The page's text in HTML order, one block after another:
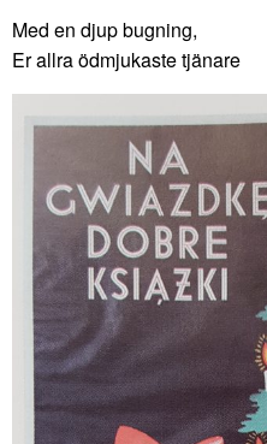
Med en djup bugning,
Er allra ödmjukaste tjänare